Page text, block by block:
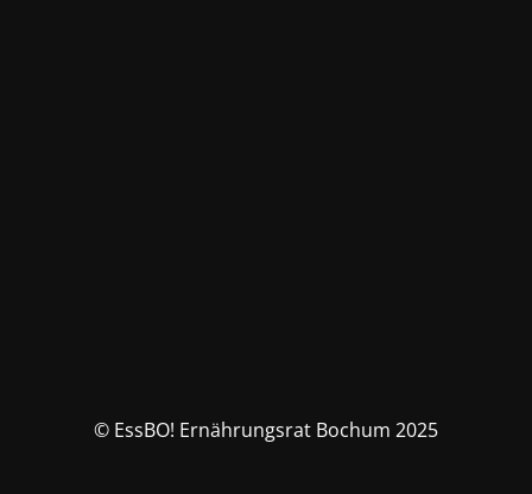
© EssBO! Ernährungsrat Bochum 2025